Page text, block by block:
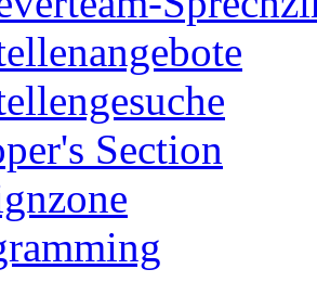
Section